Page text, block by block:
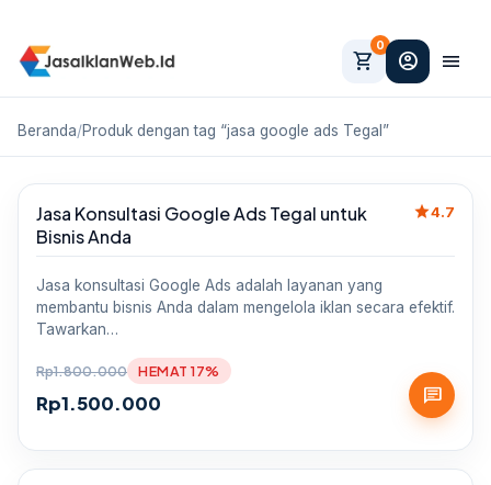
shopping_cart
0
account_circle menu
Beranda/Produk dengan tag “jasa google ads Tegal”
Sale
Jasa Konsultasi Google Ads Tegal untuk
Bisnis Anda
star4.7
Jasa konsultasi Google Ads adalah layanan yang
membantu bisnis Anda dalam mengelola iklan secara efektif.
Tawarkan…
Rp1.800.000
Rp1.500.000
HEMAT 17%
chat